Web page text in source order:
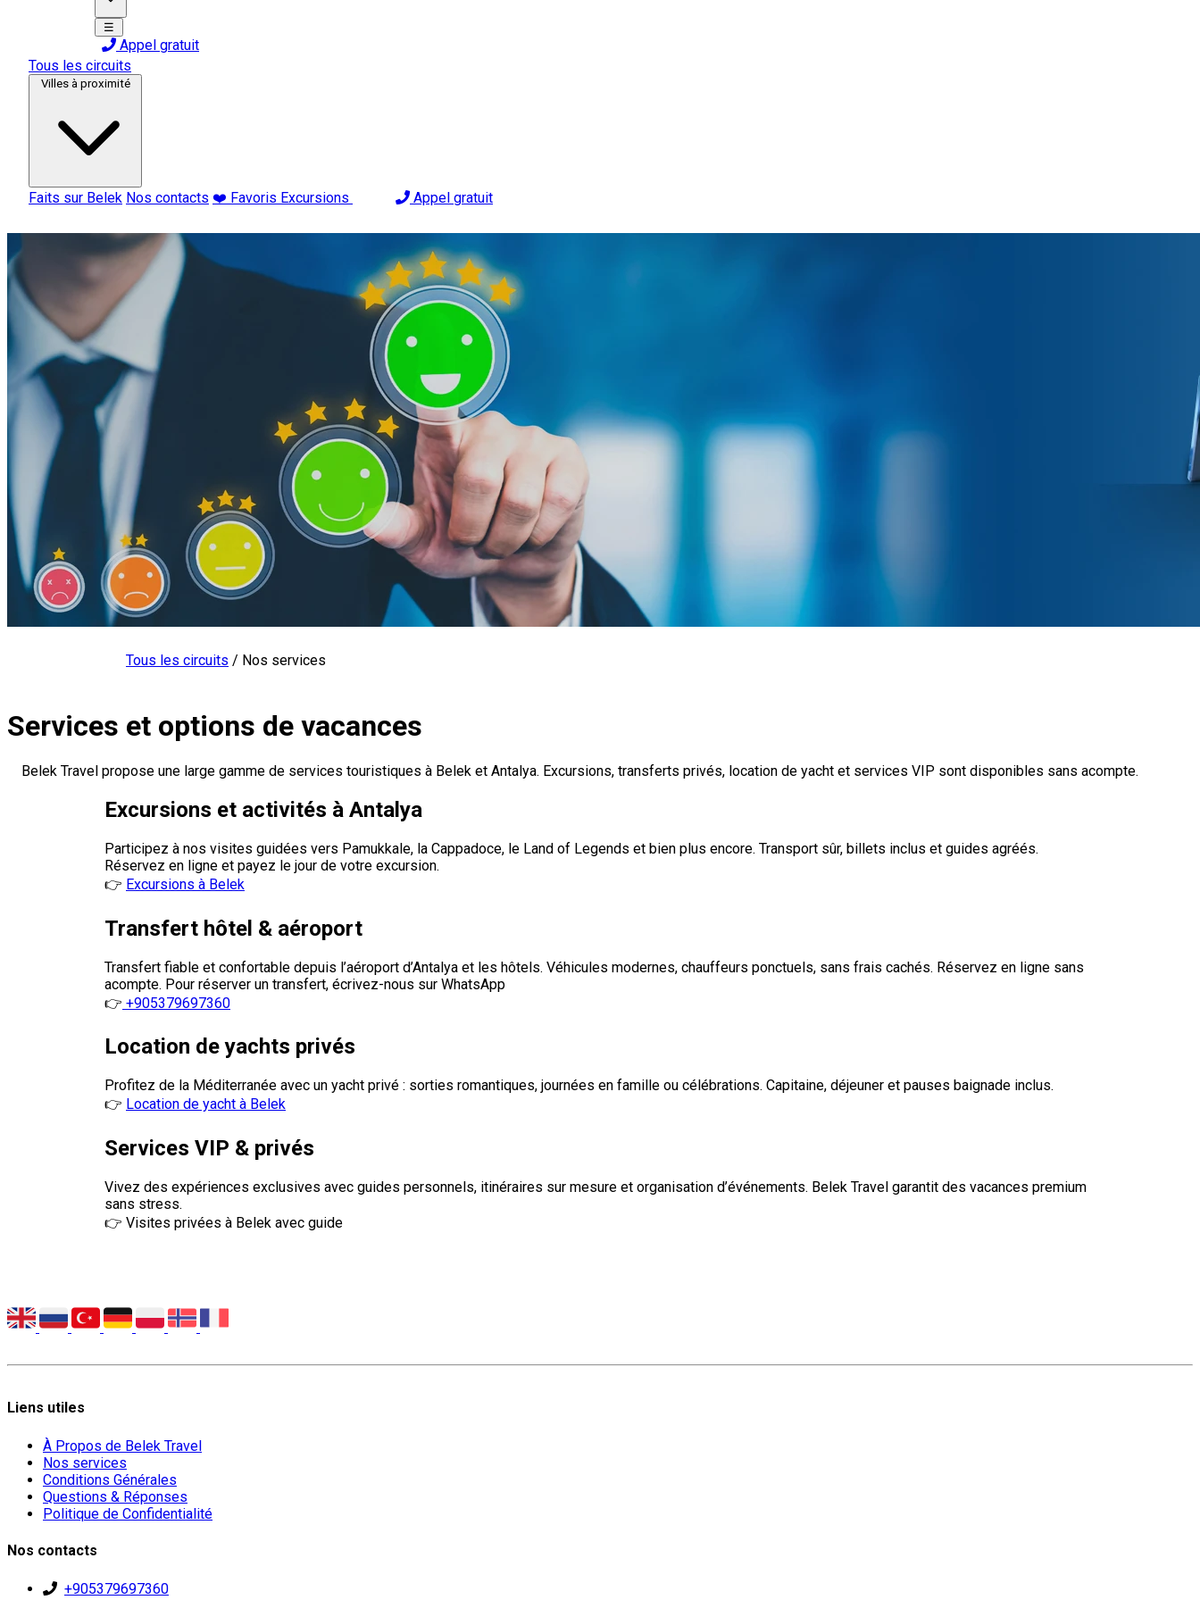
☰
Appel gratuit
Tous les circuits
Villes à proximité
Faits sur Belek Nos contacts ❤️ Favoris Excursions Appel gratuit
Tous les circuits / Nos services
Services et options de vacances
Belek Travel propose une large gamme de services touristiques à Belek et Antalya. Excursions, transferts privés, location de yacht et services VIP sont disponibles sans acompte.
Excursions et activités à Antalya
Participez à nos visites guidées vers Pamukkale, la Cappadoce, le Land of Legends et bien plus encore. Transport sûr, billets inclus et guides agréés.
Réservez en ligne et payez le jour de votre excursion.
👉 Excursions à Belek
Transfert hôtel & aéroport
Transfert fiable et confortable depuis l’aéroport d’Antalya et les hôtels. Véhicules modernes, chauffeurs ponctuels, sans frais cachés. Réservez en ligne sans
acompte. Pour réserver un transfert, écrivez-nous sur WhatsApp
👉 +905379697360
Location de yachts privés
Profitez de la Méditerranée avec un yacht privé : sorties romantiques, journées en famille ou célébrations. Capitaine, déjeuner et pauses baignade inclus.
👉 Location de yacht à Belek
Services VIP & privés
Vivez des expériences exclusives avec guides personnels, itinéraires sur mesure et organisation d’événements. Belek Travel garantit des vacances premium
sans stress.
👉 Visites privées à Belek avec guide
Liens utiles
À Propos de Belek Travel
Nos services
Conditions Générales
Questions & Réponses
Politique de Confidentialité
Nos contacts
+905379697360